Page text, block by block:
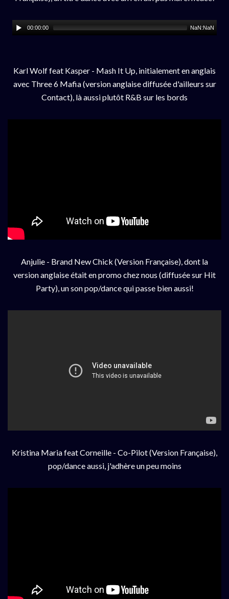
00:00:00 NaN:NaN
Karl Wolf feat Kasper - Mash It Up, initialement en anglais
avec Three 6 Mafia (version anglaise diffusée d'ailleurs sur
Contact), là aussi plutôt R&B sur les bords
Anjulie - Brand New Chick (Version Française), dont la
version anglaise était en promo chez nous (diffusée sur Hit
Party), un son pop/dance qui passe bien aussi!
Kristina Maria feat Corneille - Co-Pilot (Version Française),
pop/dance aussi, j'adhère un peu moins